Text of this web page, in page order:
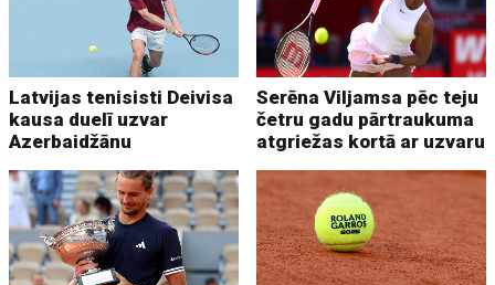
Latvijas tenisisti Deivisa
kausa duelī uzvar
Azerbaidžānu
Serēna Viljamsa pēc teju
četru gadu pārtraukuma
atgriežas kortā ar uzvaru